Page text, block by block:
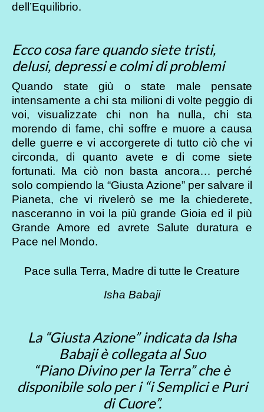
dell’Equilibrio.
Ecco cosa fare quando siete tristi,
delusi, depressi e colmi di problemi
Quando state giù o state male pensate
intensamente a chi sta milioni di volte peggio di
voi, visualizzate chi non ha nulla, chi sta
morendo di fame, chi soffre e muore a causa
delle guerre e vi accorgerete di tutto ciò che vi
circonda, di quanto avete e di come siete
fortunati. Ma ciò non basta ancora… perché
solo compiendo la “Giusta Azione” per salvare il
Pianeta, che vi rivelerò se me la chiederete,
nasceranno in voi la più grande Gioia ed il più
Grande Amore ed avrete Salute duratura e
Pace nel Mondo.
Pace sulla Terra, Madre di tutte le Creature
Isha Babaji
La “Giusta Azione” indicata da Isha
Babaji è collegata al Suo
“Piano Divino per la Terra” che è
disponibile solo per i “i Semplici e Puri
di Cuore”.